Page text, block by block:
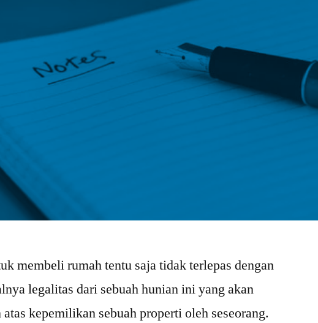
membeli rumah tentu saja tidak terlepas dengan
legalitas dari sebuah hunian ini yang akan
kepemilikan sebuah properti oleh seseorang.